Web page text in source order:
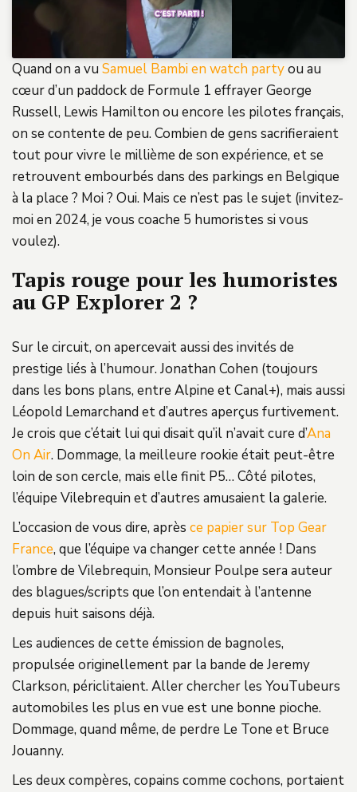
Quand on a vu Samuel Bambi en watch partyou au
cœur d’un paddock de Formule 1 effrayer George
Russell, Lewis Hamilton ou encore les pilotes français,
on se contente de peu. Combien de gens sacrifieraient
tout pour vivre le millième de son expérience, et se
retrouvent embourbés dans des parkings en Belgique
à la place ? Moi ? Oui. Mais ce n’est pas le sujet (invitez-
moi en 2024, je vous coache 5 humoristes si vous
voulez).
Tapis rouge pour les humoristes
au GP Explorer 2 ?
Sur le circuit, on apercevait aussi des invités de
prestige liés à l’humour. Jonathan Cohen (toujours
dans les bons plans, entre Alpine et Canal+), mais aussi
Léopold Lemarchand et d’autres aperçus furtivement.
Je crois que c’était lui qui disait qu’il n’avait cure d’Ana
On Air. Dommage, la meilleure rookie était peut-être
loin de son cercle, mais elle finit P5… Côté pilotes,
l’équipe Vilebrequin et d’autres amusaient la galerie.
L’occasion de vous dire, après ce papier sur Top Gear
France, que l’équipe va changer cette année ! Dans
l’ombre de Vilebrequin, Monsieur Poulpe sera auteur
des blagues/scripts que l’on entendait à l’antenne
depuis huit saisons déjà.
Les audiences de cette émission de bagnoles,
propulsée originellement par la bande de Jeremy
Clarkson, périclitaient. Aller chercher les YouTubeurs
automobiles les plus en vue est une bonne pioche.
Dommage, quand même, de perdre Le Tone et Bruce
Jouanny.
Les deux compères, copains comme cochons, portaient